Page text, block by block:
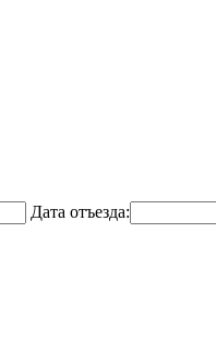
Дата отъезда: